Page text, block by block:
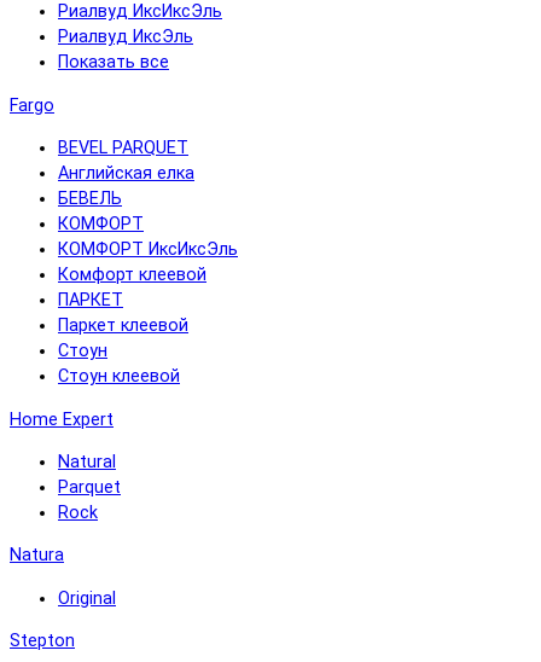
Риалвуд ИксИксЭль
Риалвуд ИксЭль
Показать все
Fargo
BEVEL PARQUET
Английская елка
БЕВЕЛЬ
КОМФОРТ
КОМФОРТ ИксИксЭль
Комфорт клеевой
ПАРКЕТ
Паркет клеевой
Стоун
Стоун клеевой
Home Expert
Natural
Parquet
Rock
Natura
Original
Stepton